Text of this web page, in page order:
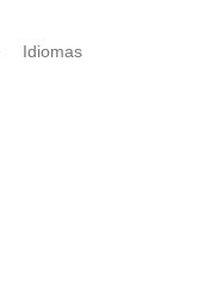
Idiomas